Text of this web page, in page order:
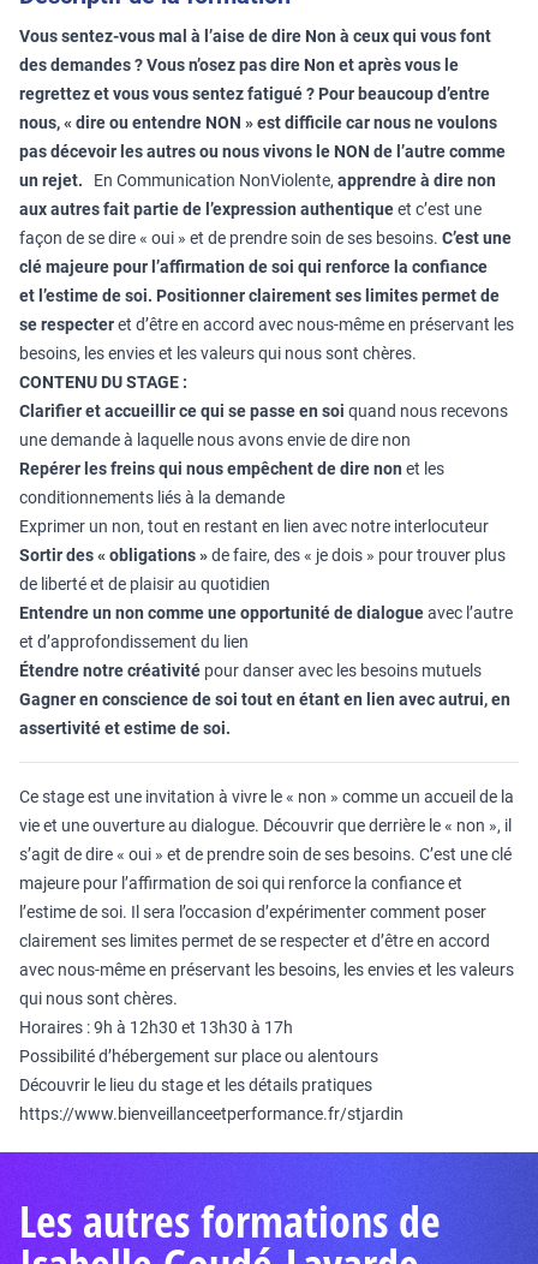
Vous sentez-vous mal à l’aise de dire Non à ceux qui vous font
des demandes ? Vous n’osez pas dire Non et après vous le
regrettez et vous vous sentez fatigué ? Pour beaucoup d’entre
nous, « dire ou entendre NON » est difficile car nous ne voulons
pas décevoir les autres ou nous vivons le NON de l’autre comme
un rejet. En Communication NonViolente, apprendre à dire non
aux autres fait partie de l’expression authentiqueet c’est une
façon de se dire « oui » et de prendre soin de ses besoins. C’est une
clé majeure pour l’affirmation de soi qui renforce la confiance
et l’estime de soi. Positionner clairement ses limites permet de
se respecteret d’être en accord avec nous-même en préservant les
besoins, les envies et les valeurs qui nous sont chères.
CONTENU DU STAGE :
Clarifier et accueillir ce qui se passe en soi quand nous recevons
une demande à laquelle nous avons envie de dire non
Repérer les freins qui nous empêchent de dire non et les
conditionnements liés à la demande
Exprimer un non, tout en restant en lien avec notre interlocuteur
Sortir des « obligations »de faire, des « je dois » pour trouver plus
de liberté et de plaisir au quotidien
Entendre un non comme une opportunité de dialogueavec l’autre
et d’approfondissement du lien
Étendre notre créativité pour danser avec les besoins mutuels
Gagner en conscience de soi tout en étant en lien avec autrui, en
assertivité et estime de soi.
Ce stage est une invitation à vivre le « non » comme un accueil de la
vie et une ouverture au dialogue. Découvrir que derrière le « non », il
s’agit de dire « oui » et de prendre soin de ses besoins. C’est une clé
majeure pour l’affirmation de soi qui renforce la confiance et
l’estime de soi. Il sera l’occasion d’expérimenter comment poser
clairement ses limites permet de se respecter et d’être en accord
avec nous-même en préservant les besoins, les envies et les valeurs
qui nous sont chères.
Horaires : 9h à 12h30 et 13h30 à 17h
Possibilité d’hébergement sur place ou alentours
Découvrir le lieu du stage et les détails pratiques
https://www.bienveillanceetperformance.fr/stjardin
Les autres formations de